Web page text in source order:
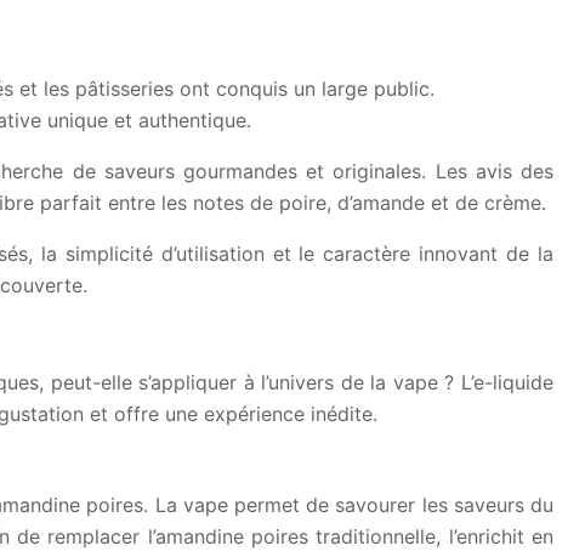
et les pâtisseries ont conquis un large public.
unique et authentique.
de saveurs gourmandes et originales. Les avis des
parfait entre les notes de poire, d’amande et de crème.
la simplicité d’utilisation et le caractère innovant de la
peut-elle s’appliquer à l’univers de la vape ? L’e-liquide
et offre une expérience inédite.
poires. La vape permet de savourer les saveurs du
remplacer l’amandine poires traditionnelle, l’enrichit en